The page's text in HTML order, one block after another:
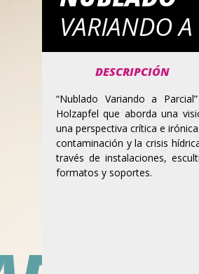
VARIANDO
DESCRIPCIÓN
“Nublado Variando a
Holzapfel que aborda una
una perspectiva crítica e
contaminación y la crisis
través de instalaciones,
formatos y soportes.